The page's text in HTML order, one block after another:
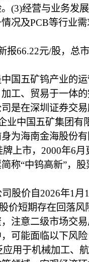
(3)经营与业务发
况及PCB等行业
66.22元/股，总
五矿钨产业的运
工、贸易于一体
是在深圳证券交
业中国五矿集团有
为海南金海股份
上市，2000年6月
称“中钨高新”，股
价自2026年1月
价短期存在回落风
注意二级市场交
可能面临以下风险
用于机械加工、